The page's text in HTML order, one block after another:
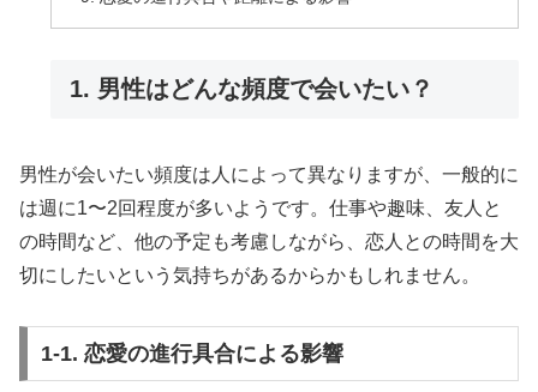
1. 男性はどんな頻度で会いたい？
男性が会いたい頻度は人によって異なりますが、一般的に
は週に1〜2回程度が多いようです。仕事や趣味、友人と
の時間など、他の予定も考慮しながら、恋人との時間を大
切にしたいという気持ちがあるからかもしれません。
1-1. 恋愛の進行具合による影響